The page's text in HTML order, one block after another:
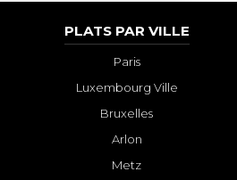
PLATS PAR VILLE
Paris
Luxembourg Ville
Bruxelles
Arlon
Metz